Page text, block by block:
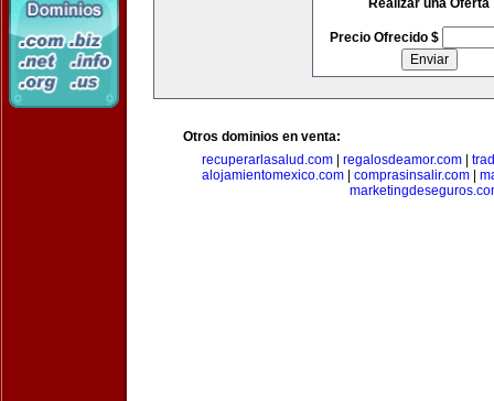
Realizar una Oferta
Precio Ofrecido $
Otros dominios en venta:
recuperarlasalud.com
regalosdeamor.com
alojamientomexico.com| comprasinsalir.com|